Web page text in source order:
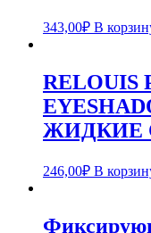
343,00₽ В
RELOUIS
ЖИДКИЕ
246,00₽ В